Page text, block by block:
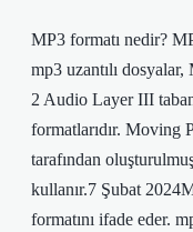
MP3 formatı nedir?
mp3 uzantılı
2 Audio Layer III
formatlarıdır. Moving
tarafından
kullanır.7 Şubat
formatını ifade eder.